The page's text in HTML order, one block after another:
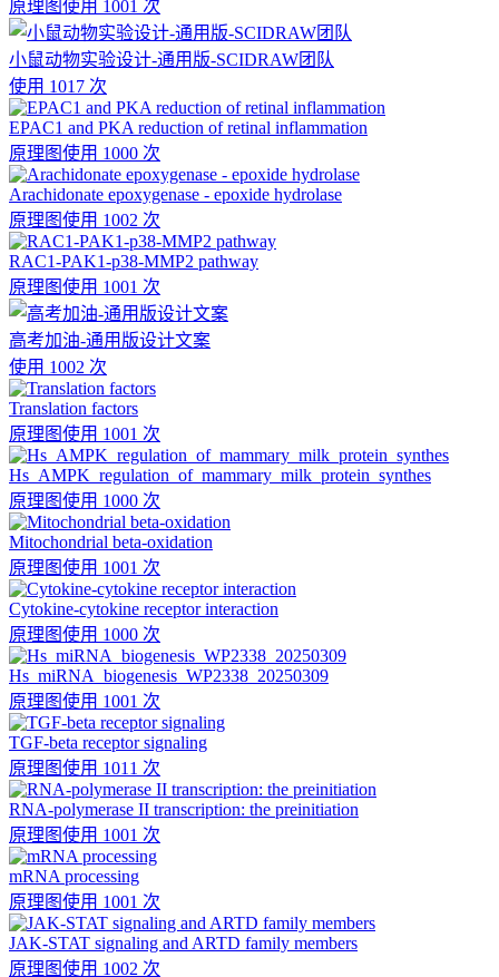
原理图使用 1001 次
小鼠动物实验设计-通用版-SCIDRAW团队
使用 1017 次
EPAC1 and PKA reduction of retinal inflammation
原理图使用 1000 次
Arachidonate epoxygenase - epoxide hydrolase
原理图使用 1002 次
RAC1-PAK1-p38-MMP2 pathway
原理图使用 1001 次
高考加油-通用版设计文案
使用 1002 次
Translation factors
原理图使用 1001 次
Hs_AMPK_regulation_of_mammary_milk_protein_synthes
原理图使用 1000 次
Mitochondrial beta-oxidation
原理图使用 1001 次
Cytokine-cytokine receptor interaction
原理图使用 1000 次
Hs_miRNA_biogenesis_WP2338_20250309
原理图使用 1001 次
TGF-beta receptor signaling
原理图使用 1011 次
RNA-polymerase II transcription: the preinitiation
原理图使用 1001 次
mRNA processing
原理图使用 1001 次
JAK-STAT signaling and ARTD family members
原理图使用 1002 次